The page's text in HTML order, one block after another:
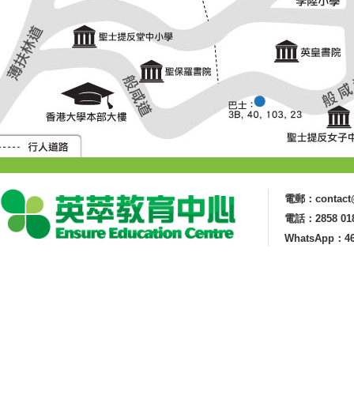
電郵：
電話：2858
WhatsApp：